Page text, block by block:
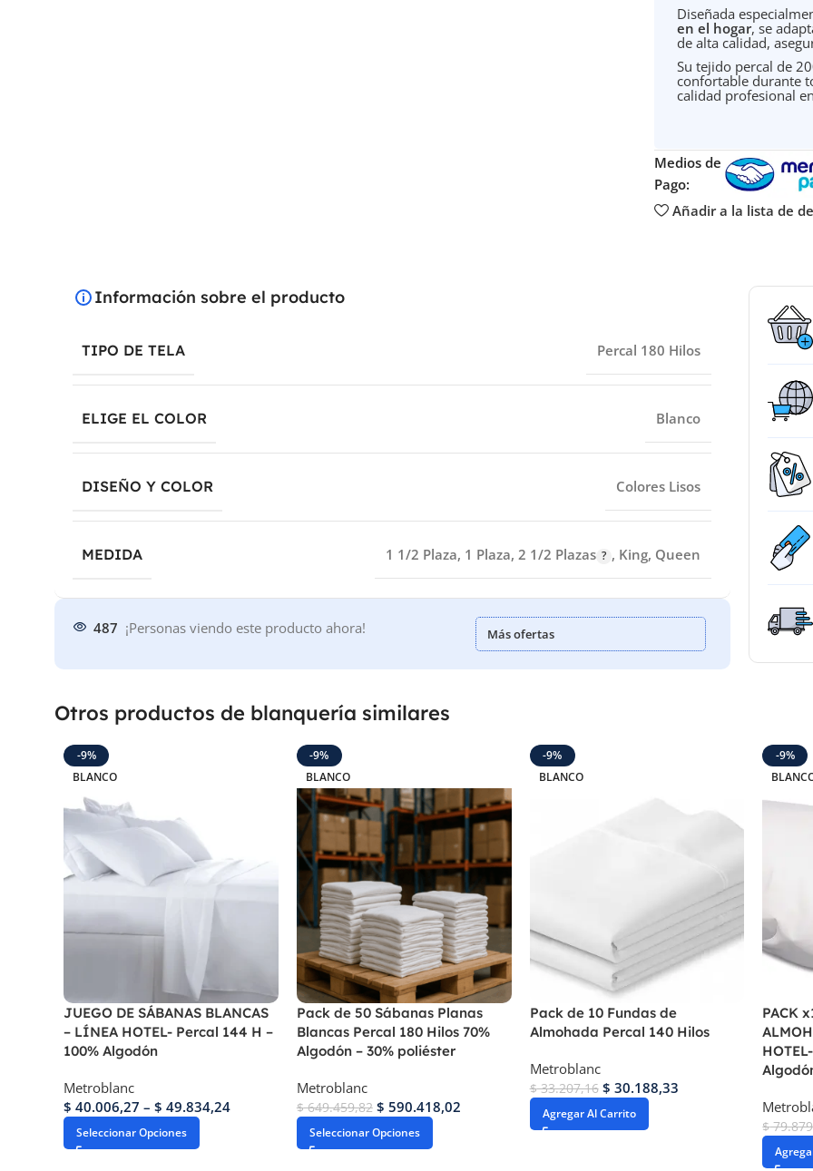
Diseñada
en el hogar, se
de alta calidad,
Su tejido percal de
confortable durante
calidad profesional
Medios de
Pago:
Añadir a la lista de
Información sobre el producto
TIPO DE TELA Percal 180 Hilos
ELIGE EL COLOR Blanco
DISEÑO Y COLOR Colores Lisos
MEDIDA 1 1/2 Plaza, 1 Plaza, 2 1/2 Plazas , King, Queen
487 ¡Personas viendo este producto ahora! Más ofertas
Otros productos de blanquería similares
-9%
BLANCO
JUEGO DE SÁBANAS BLANCAS
– LÍNEA HOTEL- Percal 144 H –
100% Algodón
Metroblanc
$ 40.006,27 – $ 49.834,24
Seleccionar Opciones
-9%
BLANCO
Pack de 50 Sábanas Planas
Blancas Percal 180 Hilos 70%
Algodón – 30% poliéster
Metroblanc
$649.459,82 $ 590.418,02
Seleccionar Opciones
-9%
BLANCO
Pack de 10 Fundas de
Almohada Percal 140 Hilos
Metroblanc
$33.207,16 $ 30.188,33
Agregar Al Carrito
-9%
PACK
$